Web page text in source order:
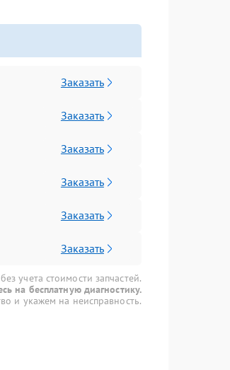
Заказать
Заказать
Заказать
Заказать
Заказать
Заказать
учета стоимости запчастей.
на бесплатную диагностику.
и укажем на неисправность.